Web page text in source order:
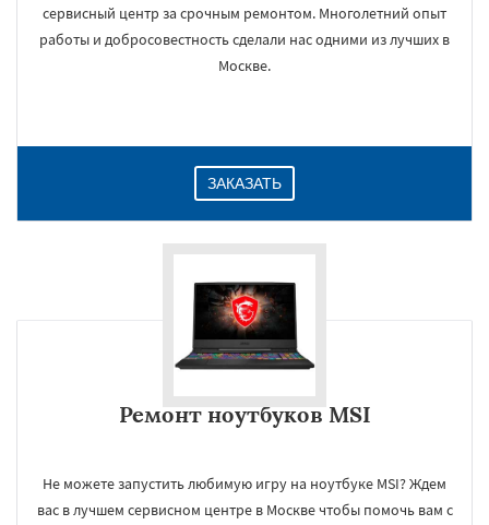
сервисный центр за срочным ремонтом. Многолетний опыт
работы и добросовестность сделали нас одними из лучших в
Москве.
ЗАКАЗАТЬ
Ремонт ноутбуков MSI
Не можете запустить любимую игру на ноутбуке MSI? Ждем
вас в лучшем сервисном центре в Москве чтобы помочь вам с